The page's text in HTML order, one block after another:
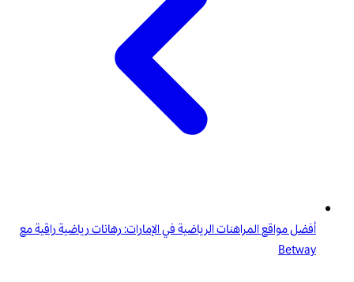
أفضل مواقع المراهنات الرياضية في الإمارات: رهانات رياضية راقية مع
Betway